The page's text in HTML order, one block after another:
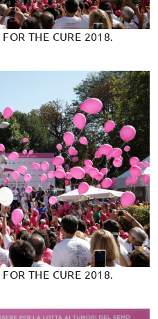
THE CURE 2018.
THE CURE 2018.